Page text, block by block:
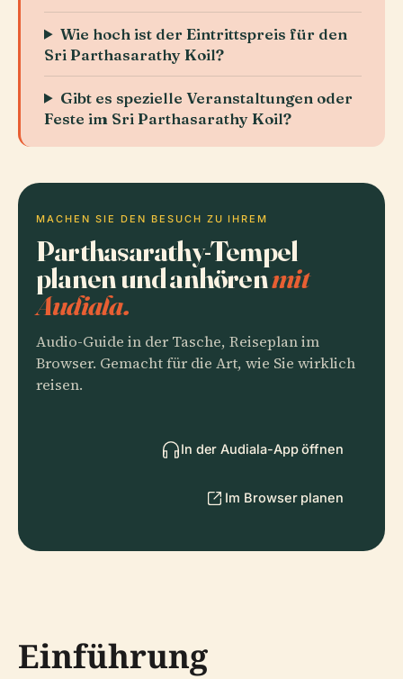
Wie hoch ist der Eintrittspreis für den
Sri Parthasarathy Koil?
Gibt es spezielle Veranstaltungen oder
Feste im Sri Parthasarathy Koil?
MACHEN SIE DEN BESUCH ZU IHREM
Parthasarathy-Tempel
planen und anhörenmit
Audiala.
Audio-Guide in der Tasche, Reiseplan im
Browser. Gemacht für die Art, wie Sie wirklich
reisen.
In der Audiala-App öffnen
Im Browser planen
Einführung